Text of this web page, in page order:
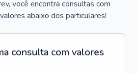
você encontra consultas com
abaixo dos particulares!
consulta com valores